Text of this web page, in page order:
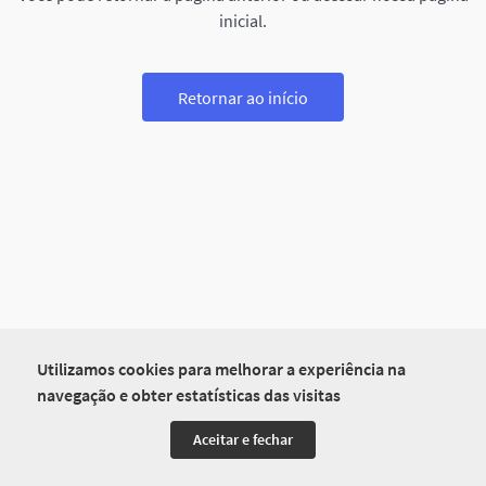
Utilizamos cookies para melhorar a experiência na
navegação e obter estatísticas das visitas
Aceitar e fechar
inicial.
Retornar ao início